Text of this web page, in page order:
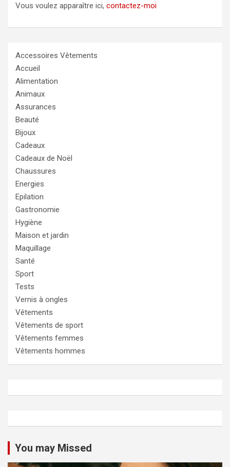
Vous voulez apparaître ici, contactez-moi
Accessoires Vêtements
Accueil
Alimentation
Animaux
Assurances
Beauté
Bijoux
Cadeaux
Cadeaux de Noël
Chaussures
Energies
Epilation
Gastronomie
Hygiène
Maison et jardin
Maquillage
Santé
Sport
Tests
Vernis à ongles
Vêtements
Vêtements de sport
Vêtements femmes
Vêtements hommes
You may Missed